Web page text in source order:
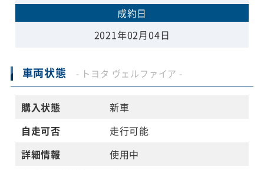
成約日
2021年02月04日
車両状態 - トヨタ ヴェルファイア -
購入状態
新車
自走可否
走行可能
詳細情報
使用中